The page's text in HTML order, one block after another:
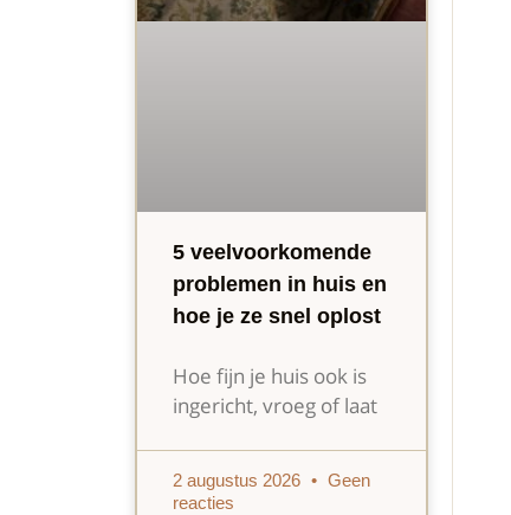
5 veelvoorkomende
problemen in huis en
hoe je ze snel oplost
Hoe fijn je huis ook is
ingericht, vroeg of laat
2 augustus 2026
Geen
reacties